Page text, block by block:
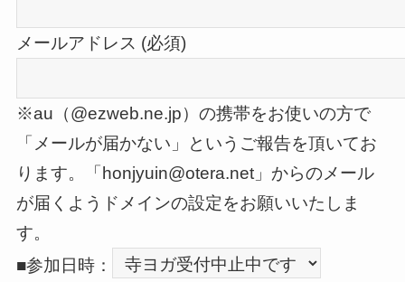
メールアドレス (必須)
※au（@ezweb.ne.jp）の携帯をお使いの方で
「メールが届かない」というご報告を頂いてお
ります。「honjyuin@otera.net」からのメール
が届くようドメインの設定をお願いいたしま
す。
■参加日時：